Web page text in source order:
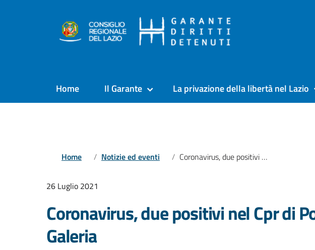
Home Il Garante La privazione della libertà nel Lazio
Home Notizie ed eventi Coronavirus, due positivi nel Cpr di Ponte Galeria
26 Luglio 2021
Coronavirus, due positivi nel Cpr di
Galeria